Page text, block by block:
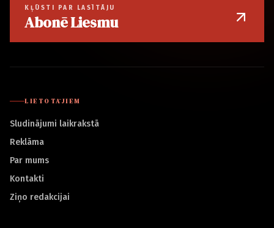
KĻŪSTI PAR LASĪTĀJU
Abonē Liesmu
LIETOTĀJIEM
Sludinājumi laikrakstā
Reklāma
Par mums
Kontakti
Ziņo redakcijai